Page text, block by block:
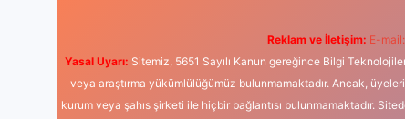
Reklam ve İletişim: E-mail:
Yasal Uyarı: Sitemiz, 5651 Sayılı Kanun gereğince Bilgi
veya araştırma yükümlülüğümüz bulunmamaktadır. Ancak,
kurum veya şahıs şirketi ile hiçbir bağlantısı bulunmamaktadır.